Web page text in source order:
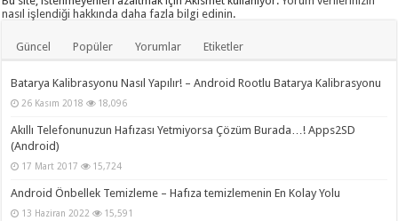
nasıl işlendiği hakkında daha fazla bilgi edinin.
Güncel Popüler Yorumlar Etiketler
Batarya Kalibrasyonu Nasıl Yapılır! – Android Rootlu Batarya Kalibrasyonu
26 Kasım 2018 18,096
Akıllı Telefonunuzun Hafızası Yetmiyorsa Çözüm Burada…! Apps2SD
(Android)
17 Mart 2017 15,724
Android Önbellek Temizleme – Hafıza temizlemenin En Kolay Yolu
13 Haziran 2022 15,591